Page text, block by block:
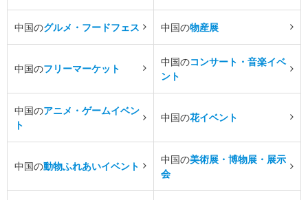
中国のグルメ・フードフェス 中国の物産展
中国のフリーマーケット
中国のコンサート・音楽イベ
ント
中国のアニメ・ゲームイベン
ト
中国の花イベント
中国の動物ふれあいイベント
中国の美術展・博物展・展示
会